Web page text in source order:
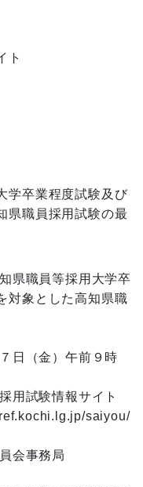
ト
学卒業程度試験及び
県職員採用試験の最
県職員等採用大学卒
対象とした高知県職
日（金）午前９時
用試験情報サイト
saiyou/
会事務局